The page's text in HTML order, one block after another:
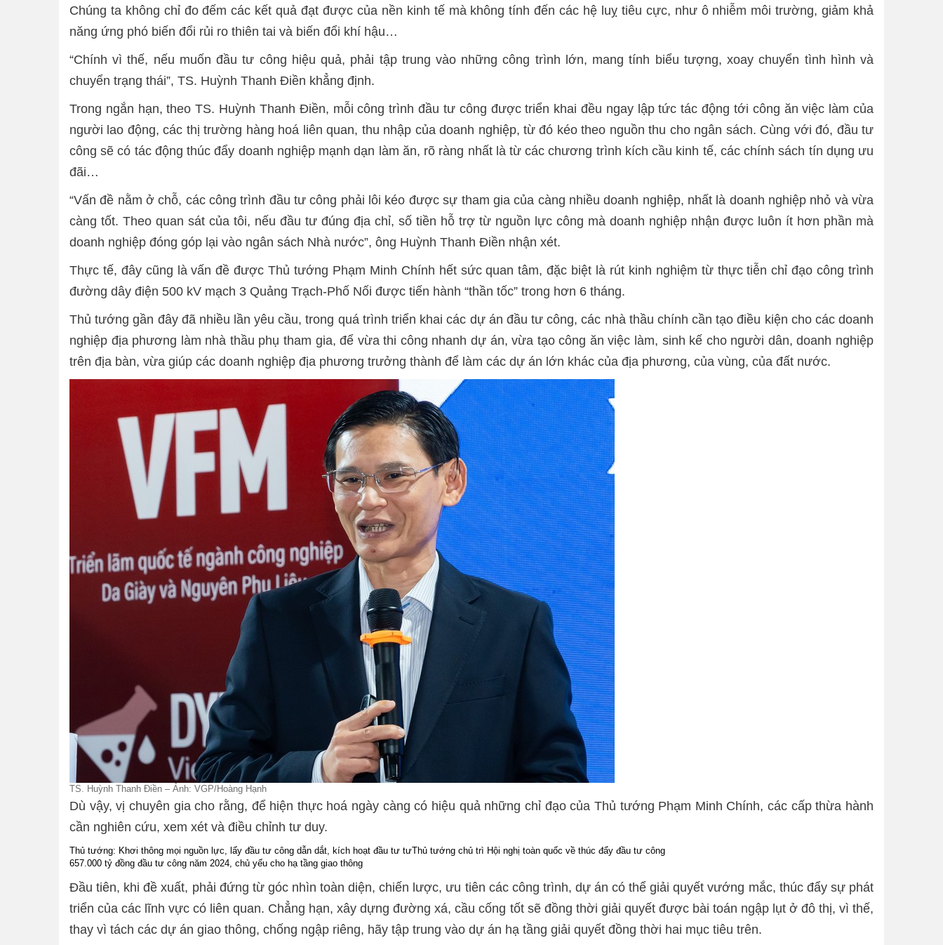
Chúng ta không chỉ đo đếm các kết quả đạt được của nền kinh tế mà không tính đến các hệ luỵ tiêu cực, như ô nhiễm môi trường, giảm khả
năng ứng phó biến đổi rủi ro thiên tai và biến đổi khí hậu…
“Chính vì thế, nếu muốn đầu tư công hiệu quả, phải tập trung vào những công trình lớn, mang tính biểu tượng, xoay chuyển tình hình và
chuyển trạng thái”, TS. Huỳnh Thanh Điền khẳng định.
Trong ngắn hạn, theo TS. Huỳnh Thanh Điền, mỗi công trình đầu tư công được triển khai đều ngay lập tức tác động tới công ăn việc làm của
người lao động, các thị trường hàng hoá liên quan, thu nhập của doanh nghiệp, từ đó kéo theo nguồn thu cho ngân sách. Cùng với đó, đầu tư
công sẽ có tác động thúc đẩy doanh nghiệp mạnh dạn làm ăn, rõ ràng nhất là từ các chương trình kích cầu kinh tế, các chính sách tín dụng ưu
đãi…
“Vấn đề nằm ở chỗ, các công trình đầu tư công phải lôi kéo được sự tham gia của càng nhiều doanh nghiệp, nhất là doanh nghiệp nhỏ và vừa
càng tốt. Theo quan sát của tôi, nếu đầu tư đúng địa chỉ, số tiền hỗ trợ từ nguồn lực công mà doanh nghiệp nhận được luôn ít hơn phần mà
doanh nghiệp đóng góp lại vào ngân sách Nhà nước”, ông Huỳnh Thanh Điền nhận xét.
Thực tế, đây cũng là vấn đề được Thủ tướng Phạm Minh Chính hết sức quan tâm, đặc biệt là rút kinh nghiệm từ thực tiễn chỉ đạo công trình
đường dây điện 500 kV mạch 3 Quảng Trạch-Phố Nối được tiến hành “thần tốc” trong hơn 6 tháng.
Thủ tướng gần đây đã nhiều lần yêu cầu, trong quá trình triển khai các dự án đầu tư công, các nhà thầu chính cần tạo điều kiện cho các doanh
nghiệp địa phương làm nhà thầu phụ tham gia, để vừa thi công nhanh dự án, vừa tạo công ăn việc làm, sinh kế cho người dân, doanh nghiệp
trên địa bàn, vừa giúp các doanh nghiệp địa phương trưởng thành để làm các dự án lớn khác của địa phương, của vùng, của đất nước.
TS. Huỳnh Thanh Điền – Ảnh: VGP/Hoàng Hạnh
Dù vậy, vị chuyên gia cho rằng, để hiện thực hoá ngày càng có hiệu quả những chỉ đạo của Thủ tướng Phạm Minh Chính, các cấp thừa hành
cần nghiên cứu, xem xét và điều chỉnh tư duy.
Thủ tướng: Khơi thông mọi nguồn lực, lấy đầu tư công dẫn dắt, kích hoạt đầu tư tưThủ tướng chủ trì Hội nghị toàn quốc về thúc đẩy đầu tư công
657.000 tỷ đồng đầu tư công năm 2024, chủ yếu cho hạ tầng giao thông
Đầu tiên, khi đề xuất, phải đứng từ góc nhìn toàn diện, chiến lược, ưu tiên các công trình, dự án có thể giải quyết vướng mắc, thúc đẩy sự phát
triển của các lĩnh vực có liên quan. Chẳng hạn, xây dựng đường xá, cầu cống tốt sẽ đồng thời giải quyết được bài toán ngập lụt ở đô thị, vì thế,
thay vì tách các dự án giao thông, chống ngập riêng, hãy tập trung vào dự án hạ tầng giải quyết đồng thời hai mục tiêu trên.